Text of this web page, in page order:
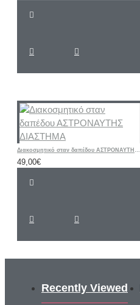
Διακοσμητικό σταν δαπέδου ΑΣΤΡΟΝΑΥΤΗΣ ΔΙΑΣΤΗΜΑ
49,00€
Recently Viewed